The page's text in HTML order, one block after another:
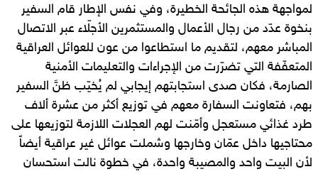
لمواجهة هذه الجائحة الخطيرة، وفي نفس الإطار قام السفير
بنخوة عدّد من رجال الأعمال والمستثمرين الأجلّاء عبر الاتصال
المباشر معهم، لتقديم ما استطاعوا من عون للعوائل العراقية
المتعفّفة التي تضرّرت من الإجراءات والتعليمات الأمنية
الصارمة، فكان صدى استجابتهم إيجابي لم يُخيّب ظنَّ السفير
بهم، فتعاونت السفارة معهم في توزيع أكثر من عشرة ألاف
طرد غذائي مستعجل وأمّنت لهم العجلات اللازمة لتوزيعها على
محتاجيها داخل عمّان وخارجها وشملت عوائل غير عراقية أيضاً
لأن البيت واحد والمصيبة واحدة، في خطوة نالت استحسان